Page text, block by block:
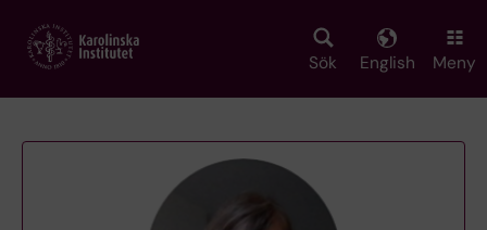
main
Sök English Meny